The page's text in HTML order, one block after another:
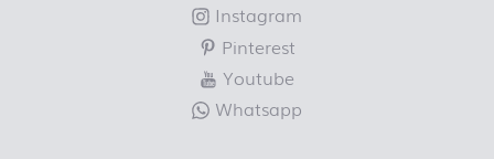
Instagram
Pinterest
Youtube
Whatsapp